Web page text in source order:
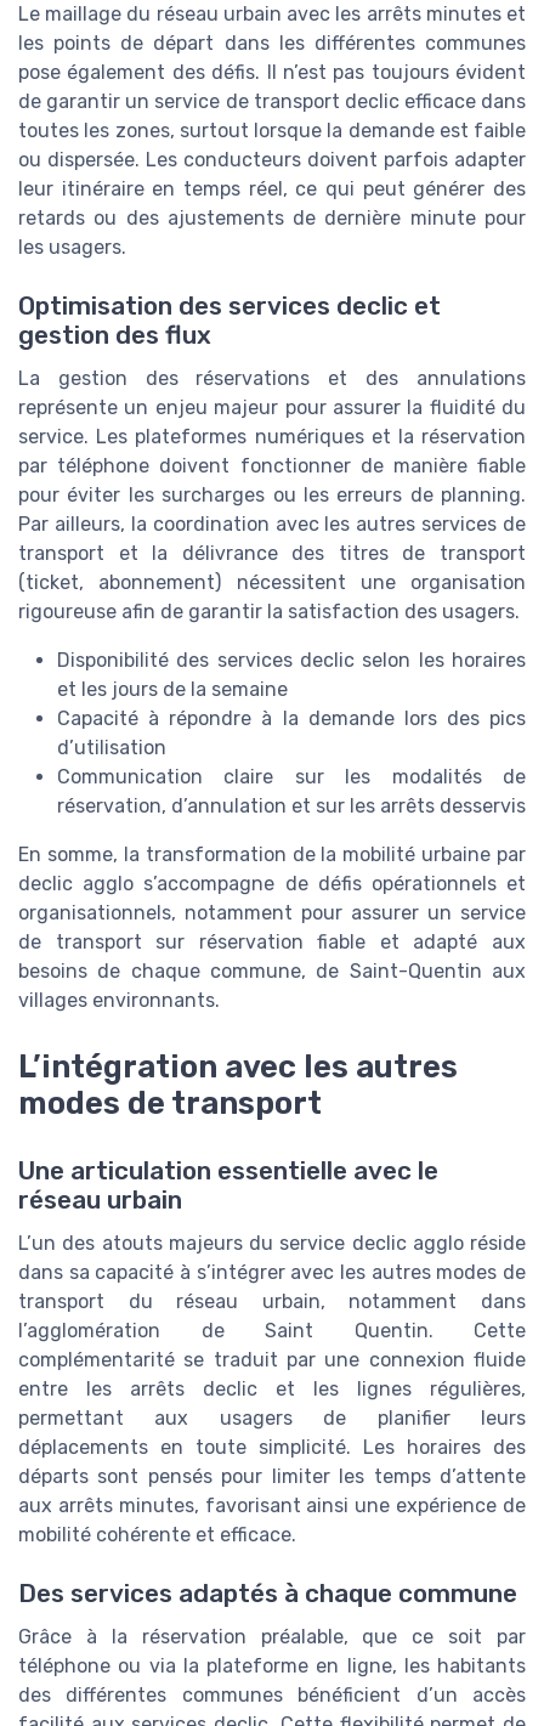
Le maillage du réseau urbain avec les arrêts minutes et
les points de départ dans les différentes communes
pose également des défis. Il n’est pas toujours évident
de garantir un service de transport declic efficace dans
toutes les zones, surtout lorsque la demande est faible
ou dispersée. Les conducteurs doivent parfois adapter
leur itinéraire en temps réel, ce qui peut générer des
retards ou des ajustements de dernière minute pour
les usagers.
Optimisation des services declic et
gestion des flux
La gestion des réservations et des annulations
représente un enjeu majeur pour assurer la fluidité du
service. Les plateformes numériques et la réservation
par téléphone doivent fonctionner de manière fiable
pour éviter les surcharges ou les erreurs de planning.
Par ailleurs, la coordination avec les autres services de
transport et la délivrance des titres de transport
(ticket, abonnement) nécessitent une organisation
rigoureuse afin de garantir la satisfaction des usagers.
Disponibilité des services declic selon les horaires
et les jours de la semaine
Capacité à répondre à la demande lors des pics
d’utilisation
Communication claire sur les modalités de
réservation, d’annulation et sur les arrêts desservis
En somme, la transformation de la mobilité urbaine par
declic agglo s’accompagne de défis opérationnels et
organisationnels, notamment pour assurer un service
de transport sur réservation fiable et adapté aux
besoins de chaque commune, de Saint-Quentin aux
villages environnants.
L’intégration avec les autres
modes de transport
Une articulation essentielle avec le
réseau urbain
L’un des atouts majeurs du service declic agglo réside
dans sa capacité à s’intégrer avec les autres modes de
transport du réseau urbain, notamment dans
l’agglomération de Saint Quentin. Cette
complémentarité se traduit par une connexion fluide
entre les arrêts declic et les lignes régulières,
permettant aux usagers de planifier leurs
déplacements en toute simplicité. Les horaires des
départs sont pensés pour limiter les temps d’attente
aux arrêts minutes, favorisant ainsi une expérience de
mobilité cohérente et efficace.
Des services adaptés à chaque commune
Grâce à la réservation préalable, que ce soit par
téléphone ou via la plateforme en ligne, les habitants
des différentes communes bénéficient d’un accès